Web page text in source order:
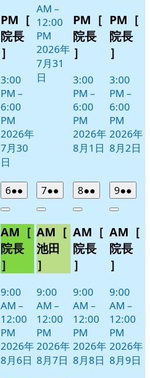
PM［
院長
］
3:00
PM –
6:00
PM
2026年
7月30
日
AM –
12:00
PM
2026年
7月31
日
PM［
院長
］
3:00
PM –
6:00
PM
2026年
8月1日
PM［
院長
］
3:00
PM –
6:00
PM
2026年
8月2日
62026
年
月
6
日
●●
件
イ
ベ
ト)
Close
AM［
院長
］
9:00
AM –
12:00
PM
2026年
8月6日
72026
年
月
7
日
●●
件
イ
ベ
ト)
Close
AM［
池田
］
9:00
AM –
12:00
PM
2026年
8月7日
82026
年
月
8
日
●●
件
イ
ベ
Close
AM［
院長
］
9:00
AM –
12:00
PM
2026年
8月8日
92026
年
月
9
日
●●
件
イ
ベ
Close
AM［
院長
］
9:00
AM –
12:00
PM
2026年
8月9日